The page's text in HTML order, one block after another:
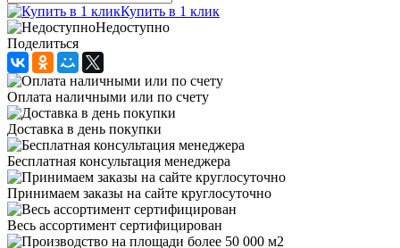
Купить в 1 клик
Недоступно
Поделиться
Оплата наличными или по счету
Доставка в день покупки
Бесплатная консультация менеджера
Принимаем заказы на сайте круглосуточно
Весь ассортимент сертифицирован